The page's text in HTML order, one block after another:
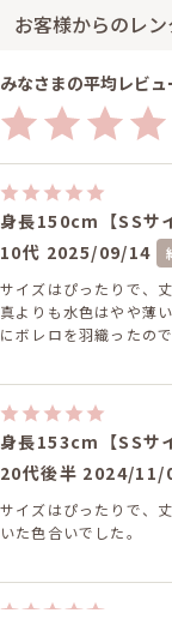
お客様からのレ
みなさまの平均レビュ
身長150cm【SSサ
10代 2025/09/14
サイズはぴったりで、
真よりも水色はやや薄
にボレロを羽織ったの
身長153cm【SSサ
20代後半 2024/11/
サイズはぴったりで、
いた色合いでした。